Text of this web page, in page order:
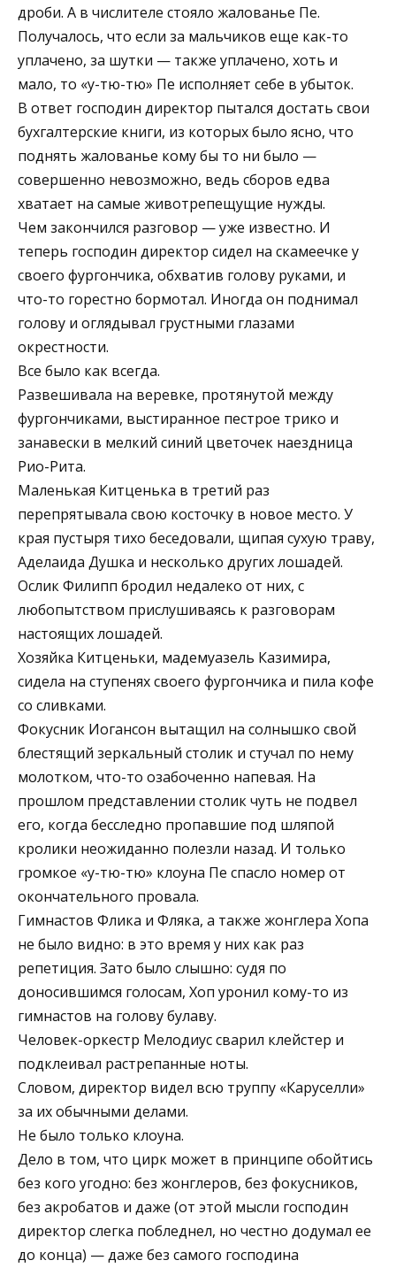
дроби. А в числителе стояло жалованье Пе.
Получалось, что если за мальчиков еще как-то
уплачено, за шутки — также уплачено, хоть и
мало, то «у-тю-тю» Пе исполняет себе в убыток.
В ответ господин директор пытался достать свои
бухгалтерские книги, из которых было ясно, что
поднять жалованье кому бы то ни было —
совершенно невозможно, ведь сборов едва
хватает на самые животрепещущие нужды.
Чем закончился разговор — уже известно. И
теперь господин директор сидел на скамеечке у
своего фургончика, обхватив голову руками, и
что-то горестно бормотал. Иногда он поднимал
голову и оглядывал грустными глазами
окрестности.
Все было как всегда.
Развешивала на веревке, протянутой между
фургончиками, выстиранное пестрое трико и
занавески в мелкий синий цветочек наездница
Рио-Рита.
Маленькая Китценька в третий раз
перепрятывала свою косточку в новое место. У
края пустыря тихо беседовали, щипая сухую траву,
Аделаида Душка и несколько других лошадей.
Ослик Филипп бродил недалеко от них, с
любопытством прислушиваясь к разговорам
настоящих лошадей.
Хозяйка Китценьки, мадемуазель Казимира,
сидела на ступенях своего фургончика и пила кофе
со сливками.
Фокусник Иогансон вытащил на солнышко свой
блестящий зеркальный столик и стучал по нему
молотком, что-то озабоченно напевая. На
прошлом представлении столик чуть не подвел
его, когда бесследно пропавшие под шляпой
кролики неожиданно полезли назад. И только
громкое «у-тю-тю» клоуна Пе спасло номер от
окончательного провала.
Гимнастов Флика и Фляка, а также жонглера Хопа
не было видно: в это время у них как раз
репетиция. Зато было слышно: судя по
доносившимся голосам, Хоп уронил кому-то из
гимнастов на голову булаву.
Человек-оркестр Мелодиус сварил клейстер и
подклеивал растрепанные ноты.
Словом, директор видел всю труппу «Каруселли»
за их обычными делами.
Не было только клоуна.
Дело в том, что цирк может в принципе обойтись
без кого угодно: без жонглеров, без фокусников,
без акробатов и даже (от этой мысли господин
директор слегка побледнел, но честно додумал ее
до конца) — даже без самого господина